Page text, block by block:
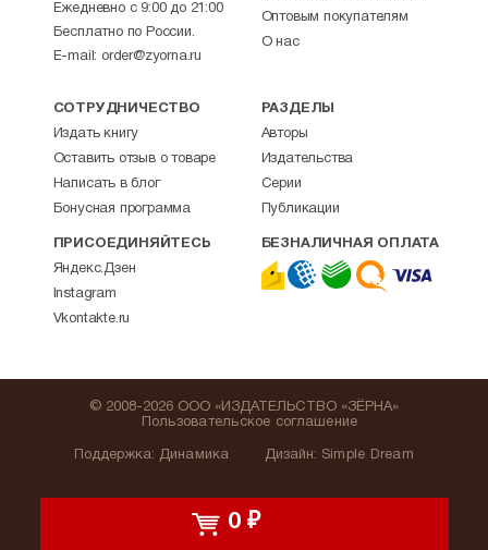
0 ₽
Ежедневно с 9:00 до 21:00
Бесплатно по России.
E-mail: order@zyorna.ru
Оптовым покупателям
О нас
СОТРУДНИЧЕСТВО
Издать книгу
Оставить отзыв о товаре
Написать в блог
Бонусная программа
РАЗДЕЛЫ
Авторы
Издательства
Серии
Публикации
ПРИСОЕДИНЯЙТЕСЬ
Яндекс.Дзен
Instagram
Vkontakte.ru
БЕЗНАЛИЧНАЯ ОПЛАТА
Поддержка: Динамика
© 2008-2026 ООО «ИЗДАТЕЛЬСТВО «ЗЁРНА»
Пользовательское соглашение
Дизайн: Simple Dream